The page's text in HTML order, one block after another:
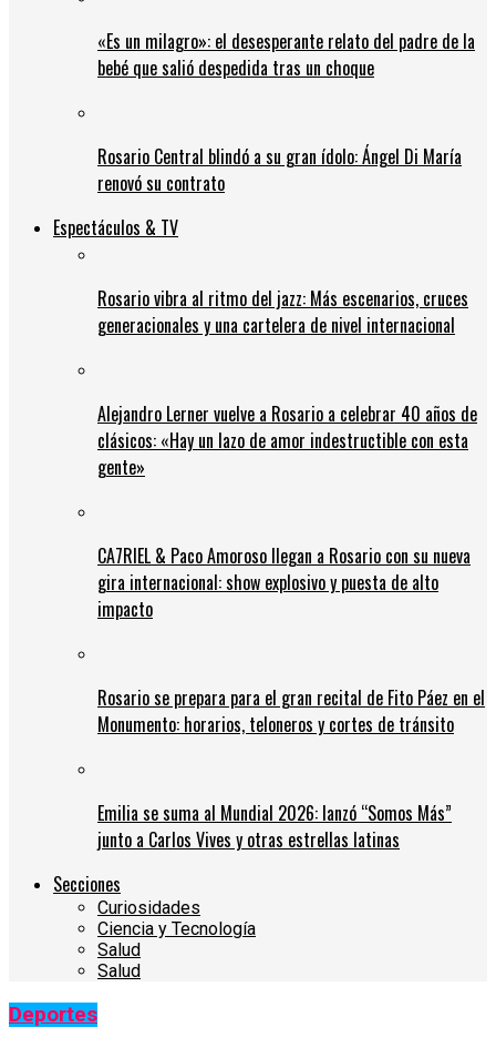
«Es un milagro»: el desesperante relato del padre de la
bebé que salió despedida tras un choque
Rosario Central blindó a su gran ídolo: Ángel Di María
renovó su contrato
Espectáculos & TV
Rosario vibra al ritmo del jazz: Más escenarios, cruces
generacionales y una cartelera de nivel internacional
Alejandro Lerner vuelve a Rosario a celebrar 40 años de
clásicos: «Hay un lazo de amor indestructible con esta
gente»
CA7RIEL & Paco Amoroso llegan a Rosario con su nueva
gira internacional: show explosivo y puesta de alto
impacto
Rosario se prepara para el gran recital de Fito Páez en el
Monumento: horarios, teloneros y cortes de tránsito
Emilia se suma al Mundial 2026: lanzó “Somos Más”
junto a Carlos Vives y otras estrellas latinas
Secciones
Curiosidades
Ciencia y Tecnología
Salud
Salud
Deportes